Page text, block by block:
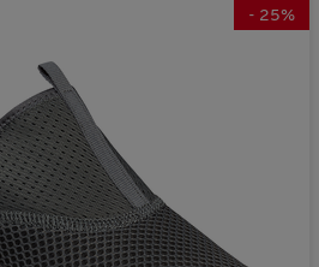
- 25%